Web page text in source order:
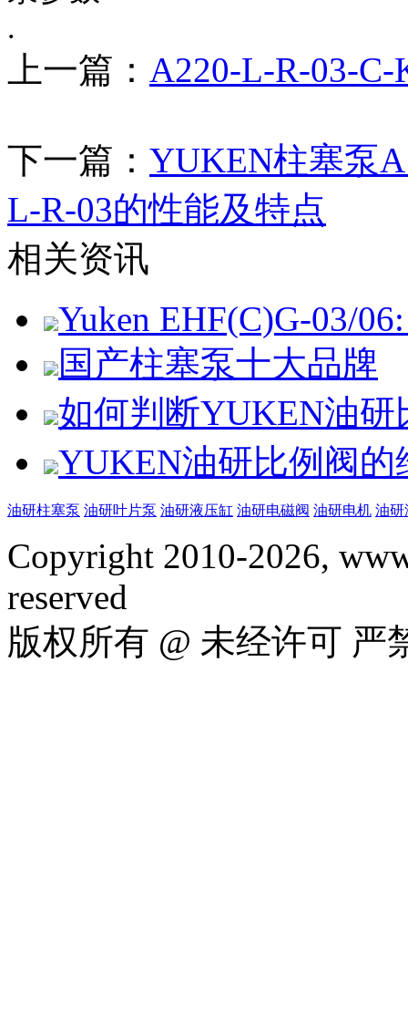
.
上一篇： A220-L-R-03-
下一篇： YUKEN柱塞泵
L-R-03的性能及特点
相关资讯
Yuken EHF(C)G-03/
国产柱塞泵十大品牌
如何判断YUKEN油
YUKEN油研比例阀的
油研柱塞泵 油研叶片泵 油研液压缸 油研电磁阀 油研电机 油研
Copyright 2010-2026,
reserved
版权所有 @ 未经许可 严